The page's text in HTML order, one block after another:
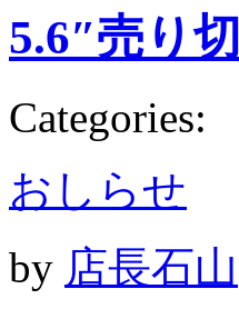
5.6″売り
Categories:
おしらせ
by 店長石山